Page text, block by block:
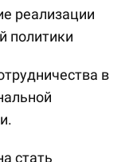
реализации
политики
в
стать